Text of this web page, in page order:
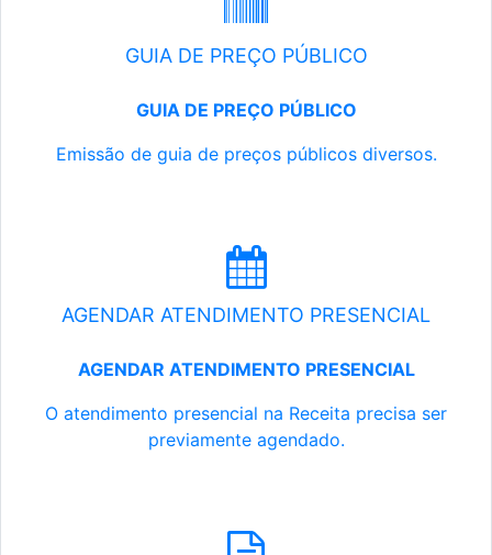
GUIA DE PREÇO PÚBLICO
GUIA DE PREÇO PÚBLICO
Emissão de guia de preços públicos diversos.
AGENDAR ATENDIMENTO PRESENCIAL
AGENDAR ATENDIMENTO PRESENCIAL
O atendimento presencial na Receita precisa ser
previamente agendado.